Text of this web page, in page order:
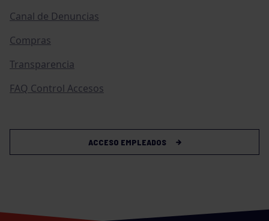
Canal de Denuncias
Compras
Transparencia
FAQ Control Accesos
ACCESO EMPLEADOS